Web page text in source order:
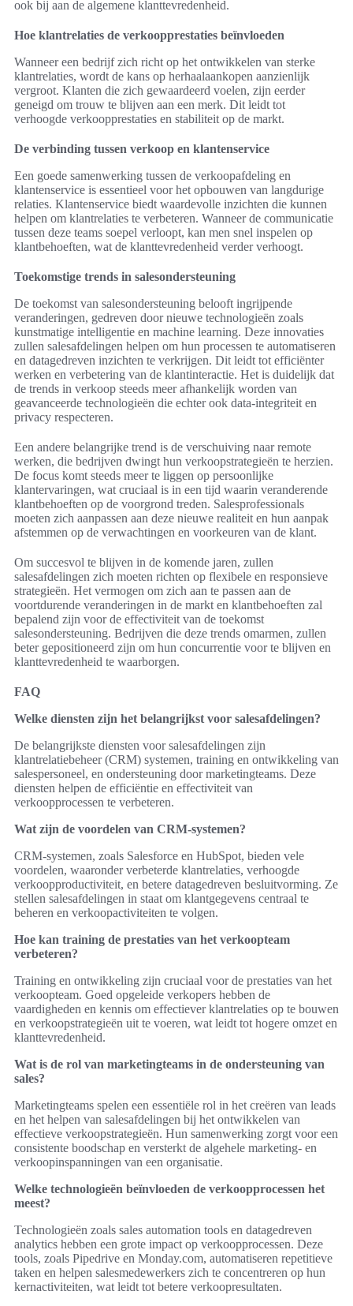
ook bij aan de algemene klanttevredenheid.
Hoe klantrelaties de verkoopprestaties beïnvloeden
Wanneer een bedrijf zich richt op het ontwikkelen van sterke
klantrelaties, wordt de kans op herhaalaankopen aanzienlijk
vergroot. Klanten die zich gewaardeerd voelen, zijn eerder
geneigd om trouw te blijven aan een merk. Dit leidt tot
verhoogde verkoopprestaties en stabiliteit op de markt.
De verbinding tussen verkoop en klantenservice
Een goede samenwerking tussen de verkoopafdeling en
klantenservice is essentieel voor het opbouwen van langdurige
relaties. Klantenservice biedt waardevolle inzichten die kunnen
helpen om klantrelaties te verbeteren. Wanneer de communicatie
tussen deze teams soepel verloopt, kan men snel inspelen op
klantbehoeften, wat de klanttevredenheid verder verhoogt.
Toekomstige trends in salesondersteuning
De toekomst van salesondersteuning belooft ingrijpende
veranderingen, gedreven door nieuwe technologieën zoals
kunstmatige intelligentie en machine learning. Deze innovaties
zullen salesafdelingen helpen om hun processen te automatiseren
en datagedreven inzichten te verkrijgen. Dit leidt tot efficiënter
werken en verbetering van de klantinteractie. Het is duidelijk dat
de trends in verkoop steeds meer afhankelijk worden van
geavanceerde technologieën die echter ook data-integriteit en
privacy respecteren.
Een andere belangrijke trend is de verschuiving naar remote
werken, die bedrijven dwingt hun verkoopstrategieën te herzien.
De focus komt steeds meer te liggen op persoonlijke
klantervaringen, wat cruciaal is in een tijd waarin veranderende
klantbehoeften op de voorgrond treden. Salesprofessionals
moeten zich aanpassen aan deze nieuwe realiteit en hun aanpak
afstemmen op de verwachtingen en voorkeuren van de klant.
Om succesvol te blijven in de komende jaren, zullen
salesafdelingen zich moeten richten op flexibele en responsieve
strategieën. Het vermogen om zich aan te passen aan de
voortdurende veranderingen in de markt en klantbehoeften zal
bepalend zijn voor de effectiviteit van de toekomst
salesondersteuning. Bedrijven die deze trends omarmen, zullen
beter gepositioneerd zijn om hun concurrentie voor te blijven en
klanttevredenheid te waarborgen.
FAQ
Welke diensten zijn het belangrijkst voor salesafdelingen?
De belangrijkste diensten voor salesafdelingen zijn
klantrelatiebeheer (CRM) systemen, training en ontwikkeling van
salespersoneel, en ondersteuning door marketingteams. Deze
diensten helpen de efficiëntie en effectiviteit van
verkoopprocessen te verbeteren.
Wat zijn de voordelen van CRM-systemen?
CRM-systemen, zoals Salesforce en HubSpot, bieden vele
voordelen, waaronder verbeterde klantrelaties, verhoogde
verkoopproductiviteit, en betere datagedreven besluitvorming. Ze
stellen salesafdelingen in staat om klantgegevens centraal te
beheren en verkoopactiviteiten te volgen.
Hoe kan training de prestaties van het verkoopteam
verbeteren?
Training en ontwikkeling zijn cruciaal voor de prestaties van het
verkoopteam. Goed opgeleide verkopers hebben de
vaardigheden en kennis om effectiever klantrelaties op te bouwen
en verkoopstrategieën uit te voeren, wat leidt tot hogere omzet en
klanttevredenheid.
Wat is de rol van marketingteams in de ondersteuning van
sales?
Marketingteams spelen een essentiële rol in het creëren van leads
en het helpen van salesafdelingen bij het ontwikkelen van
effectieve verkoopstrategieën. Hun samenwerking zorgt voor een
consistente boodschap en versterkt de algehele marketing- en
verkoopinspanningen van een organisatie.
Welke technologieën beïnvloeden de verkoopprocessen het
meest?
Technologieën zoals sales automation tools en datagedreven
analytics hebben een grote impact op verkoopprocessen. Deze
tools, zoals Pipedrive en Monday.com, automatiseren repetitieve
taken en helpen salesmedewerkers zich te concentreren op hun
kernactiviteiten, wat leidt tot betere verkoopresultaten.